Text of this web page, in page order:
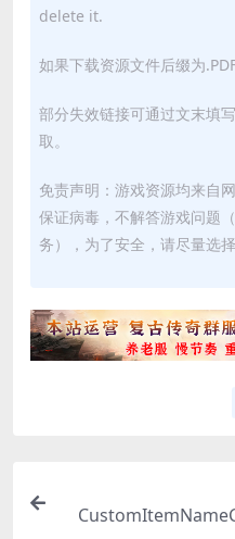
delete it.
如果下载资源文件后缀为
部分失效链接可通过文末填
取。
免责声明：游戏资源均来自
保证病毒，不解答游戏问题
务），为了安全，请尽量选